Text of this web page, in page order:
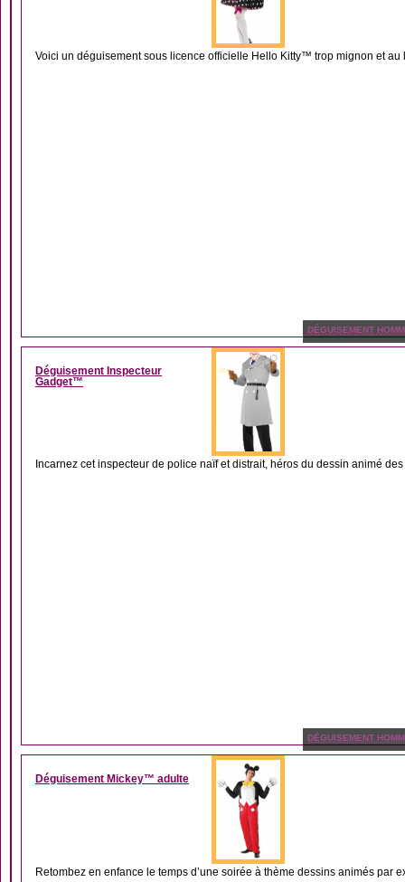
Voici un déguisement sous licence officielle Hello Kitty™ trop mignon et au
DÉGUISEMENT
Déguisement Inspecteur
Gadget™
Incarnez cet inspecteur de police naïf et distrait, héros du dessin animé
DÉGUISEMENT
Déguisement Mickey™ adulte
Retombez en enfance le temps d’une soirée à thème dessins animés par